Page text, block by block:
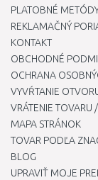
PLATOBNÉ
REKLAMAČNÝ
KONTAKT
OBCHODNÉ
OCHRANA
VYVŔTANIE
VRÁTENIE TOVARU
MAPA STRÁNOK
TOVAR PODĽA
BLOG
UPRAVIŤ MOJE